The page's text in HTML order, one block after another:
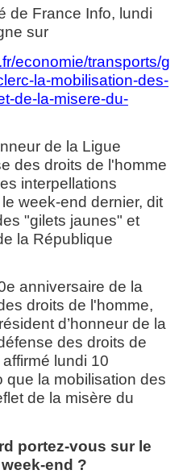
de France Info, lundi
sur
economie/transports/g
la-mobilisation-des-
de-la-misere-du-
de la Ligue
des droits de l'homme
interpellations
week-end dernier, dit
"gilets jaunes" et
la République
anniversaire de la
droits de l'homme,
d’honneur de la
des droits de
lundi 10
que la mobilisation des
de la misère du
portez-vous sur le
end ?